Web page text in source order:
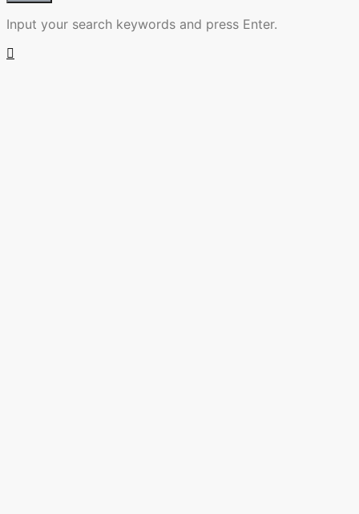
Input your search keywords and press Enter.